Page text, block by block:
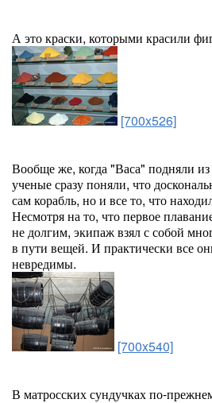
А это краски, которыми красили
[700x526]
Вообще же, когда "Васа" подняли
ученые сразу поняли, что
сам корабль, но и все то, что
Несмотря на то, что первое
не долгим, экипаж взял с собой
в пути вещей. И практически все
невредимы.
[700x540]
В матросских сундучках по-